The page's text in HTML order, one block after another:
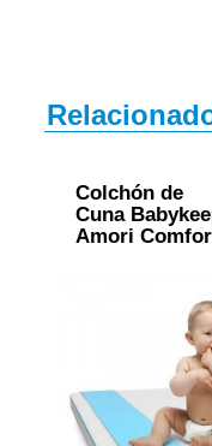
Colchón de
Cuna
Amori